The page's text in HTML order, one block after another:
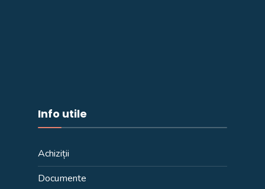
Info utile
Achiziții
Documente